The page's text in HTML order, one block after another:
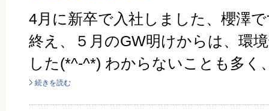
4月に新卒で入社しました、櫻澤
終え、５月のGW明けからは、環
した(*^-^*) わからないことも多く
続きを読む